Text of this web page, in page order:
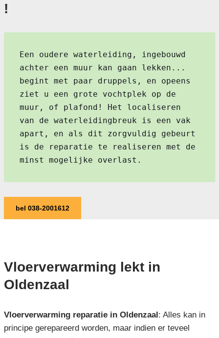
!
Een oudere waterleiding, ingebouwd
achter een muur kan gaan lekken...
begint met paar druppels, en opeens
ziet u een grote vochtplek op de
muur, of plafond! Het localiseren
van de waterleidingbreuk is een vak
apart, en als dit zorgvuldig gebeurt
is de reparatie te realiseren met de
minst mogelijke overlast.
bel 038-2001612
Vloerverwarming lekt in
Oldenzaal
Vloerverwarming reparatie in Oldenzaal: Alles kan in
principe gerepareerd worden, maar indien er teveel